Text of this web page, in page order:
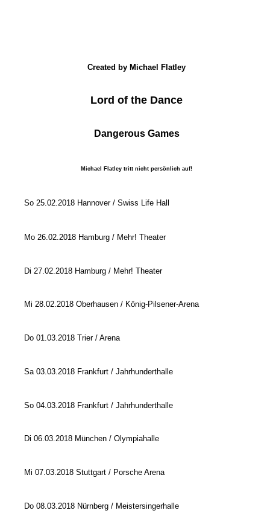
Created by Michael Flatley
Lord of the Dance
Dangerous Games
Michael Flatley tritt nicht persönlich auf!
So 25.02.2018 Hannover / Swiss Life Hall
Mo 26.02.2018 Hamburg / Mehr! Theater
Di 27.02.2018 Hamburg / Mehr! Theater
Mi 28.02.2018 Oberhausen / König-Pilsener-Arena
Do 01.03.2018 Trier / Arena
Sa 03.03.2018 Frankfurt / Jahrhunderthalle
So 04.03.2018 Frankfurt / Jahrhunderthalle
Di 06.03.2018 München / Olympiahalle
Mi 07.03.2018 Stuttgart / Porsche Arena
Do 08.03.2018 Nürnberg / Meistersingerhalle